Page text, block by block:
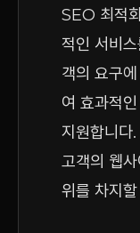
SEO 최적
적인 서비
객의 요구
여 효과적
지원합니다
고객의 웹
위를 차지